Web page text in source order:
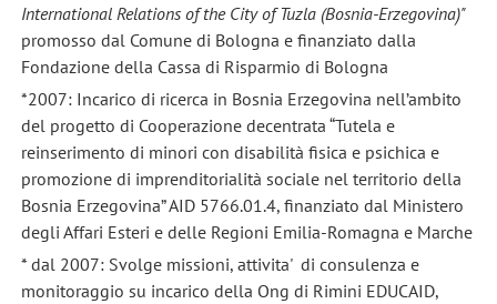
International Relations of the City of Tuzla (Bosnia-Erzegovina)"
promosso dal Comune di Bologna e finanziato dalla
Fondazione della Cassa di Risparmio di Bologna
*2007: Incarico di ricerca in Bosnia Erzegovina nell’ambito
del progetto di Cooperazione decentrata “Tutela e
reinserimento di minori con disabilità fisica e psichica e
promozione di imprenditorialità sociale nel territorio della
Bosnia Erzegovina” AID 5766.01.4, finanziato dal Ministero
degli Affari Esteri e delle Regioni Emilia-Romagna e Marche
* dal 2007: Svolge missioni, attivita' di consulenza e
monitoraggio su incarico della Ong di Rimini EDUCAID,